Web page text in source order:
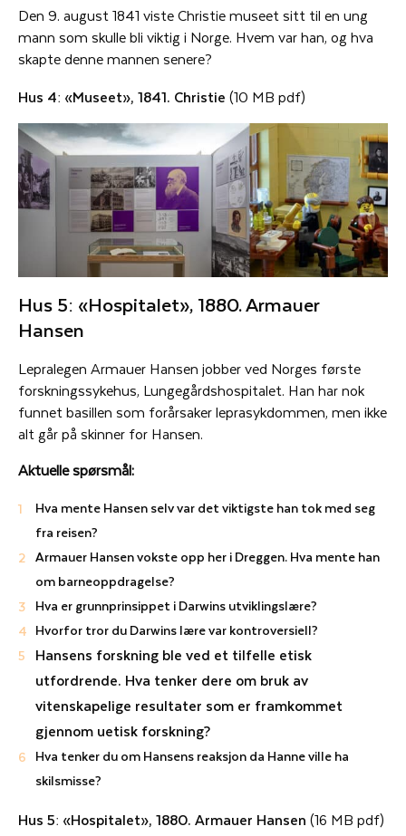
Den 9. august 1841 viste Christie museet sitt til en ung
mann som skulle bli viktig i Norge. Hvem var han, og hva
skapte denne mannen senere?
Hus 4: «Museet», 1841. Christie (10 MB pdf)
Hus 5: «Hospitalet», 1880. Armauer
Hansen
Lepralegen Armauer Hansen jobber ved Norges første
forskningssykehus, Lungegårdshospitalet. Han har nok
funnet basillen som forårsaker leprasykdommen, men ikke
alt går på skinner for Hansen.
Aktuelle spørsmål:
Hva mente Hansen selv var det viktigste han tok med seg
fra reisen?
Armauer Hansen vokste opp her i Dreggen. Hva mente han
om barneoppdragelse?
Hva er grunnprinsippet i Darwins utviklingslære?
Hvorfor tror du Darwins lære var kontroversiell?
Hansens forskning ble ved et tilfelle etisk
utfordrende. Hva tenker dere om bruk av
vitenskapelige resultater som er framkommet
gjennom uetisk forskning?
Hva tenker du om Hansens reaksjon da Hanne ville ha
skilsmisse?
Hus 5: «Hospitalet», 1880. Armauer Hansen (16 MB pdf)